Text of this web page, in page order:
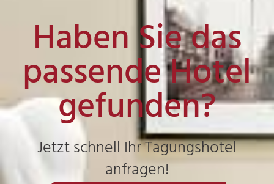
Haben Sie das
passende Hotel
gefunden?
Jetzt schnell Ihr Tagungshotel
anfragen!